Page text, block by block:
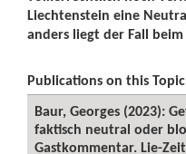
Liechtenstein eine
anders liegt der Fall
Publications on this Topic
Baur, Georges (2023):
faktisch neutral oder
Gastkommentar. Lie-